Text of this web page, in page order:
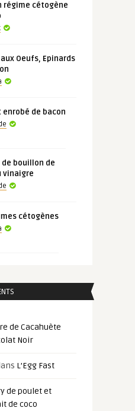
régime cétogène
Oeufs, Epinards
enrobé de bacon
bouillon de
vinaigre
cétogènes
de Cacahuète
Noir
L’Egg Fast
de poulet et
de coco